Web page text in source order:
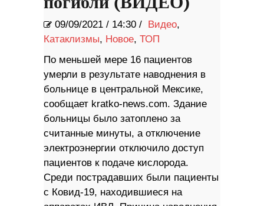
09/09/2021 / 14:30 / Видео,
Катаклизмы, Новое, ТОП
По меньшей мере 16 пациентов
умерли в результате наводнения в
больнице в центральной Мексике,
сообщает kratko-news.com. Здание
больницы было затоплено за
считанные минуты, а отключение
электроэнергии отключило доступ
пациентов к подаче кислорода.
Среди пострадавших были пациенты
с Ковид-19, находившиеся на